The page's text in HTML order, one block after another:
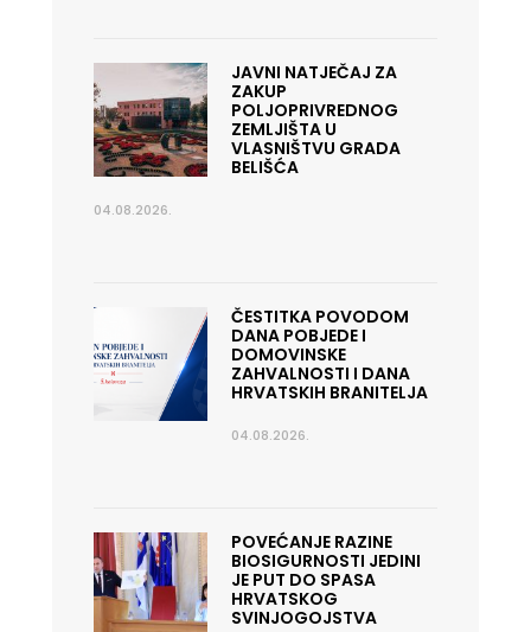
JAVNI NATJEČAJ ZA
ZAKUP
POLJOPRIVREDNOG
ZEMLJIŠTA U
VLASNIŠTVU GRADA
BELIŠĆA
04.08.2026.
ČESTITKA POVODOM
DANA POBJEDE I
DOMOVINSKE
ZAHVALNOSTI I DANA
HRVATSKIH BRANITELJA
04.08.2026.
POVEĆANJE RAZINE
BIOSIGURNOSTI JEDINI
JE PUT DO SPASA
HRVATSKOG
SVINJOGOJSTVA